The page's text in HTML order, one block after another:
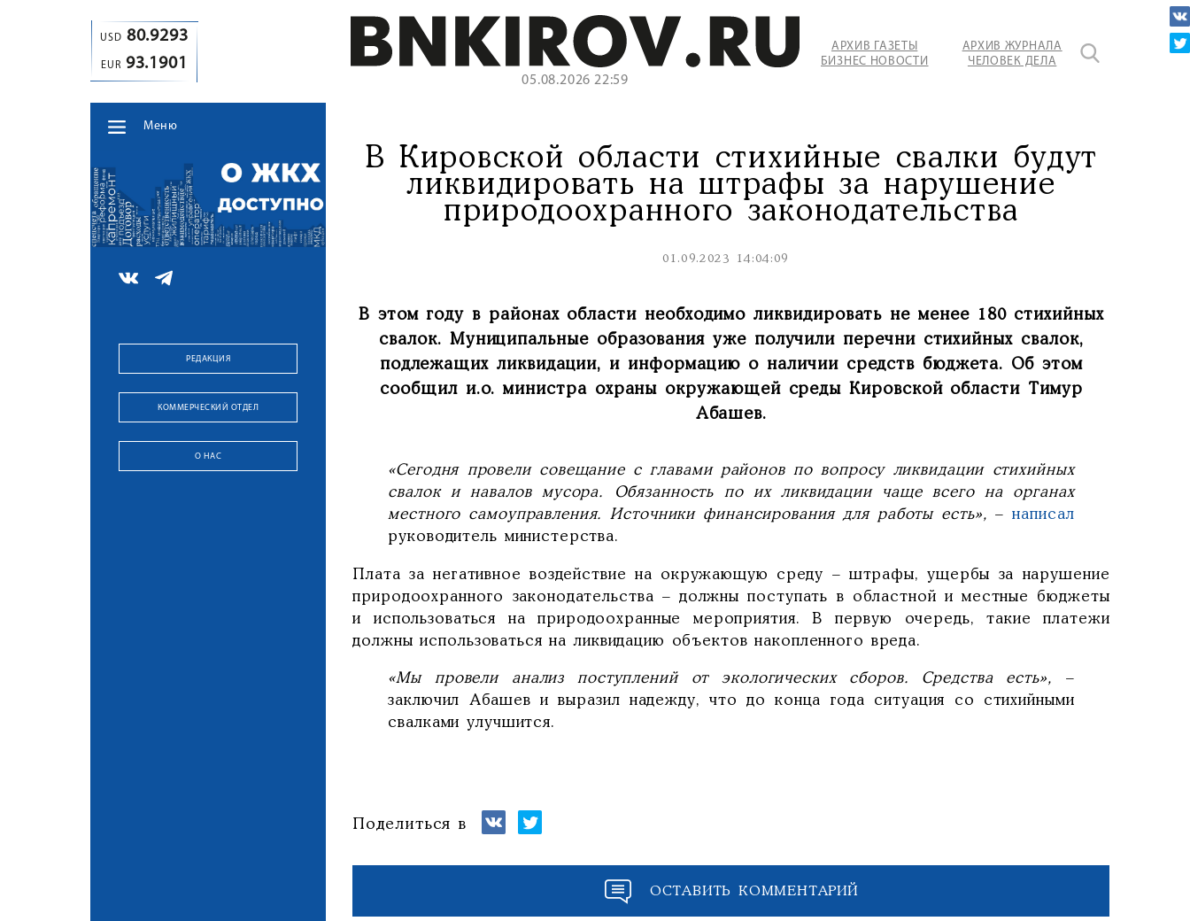
USD 80.9293
EUR 93.1901
05.08.2026 22:59
АРХИВ ГАЗЕТЫ
БИЗНЕС НОВОСТИ
АРХИВ ЖУРНАЛА
ЧЕЛОВЕК ДЕЛА
Меню
РЕДАКЦИЯ
КОММЕРЧЕСКИЙ ОТДЕЛ
О НАС
В Кировской области стихийные свалки будут
ликвидировать на штрафы за нарушение
природоохранного законодательства
01.09.2023 14:04:09
В этом году в районах области необходимо ликвидировать не менее 180 стихийных
свалок. Муниципальные образования уже получили перечни стихийных свалок,
подлежащих ликвидации, и информацию о наличии средств бюджета. Об этом
сообщил и.о. министра охраны окружающей среды Кировской области Тимур
Абашев.
«Сегодня провели совещание с главами районов по вопросу ликвидации стихийных
свалок и навалов мусора. Обязанность по их ликвидации чаще всего на органах
местного самоуправления. Источники финансирования для работы есть», –написал
руководитель министерства.
Плата за негативное воздействие на окружающую среду – штрафы, ущербы за нарушение
природоохранного законодательства – должны поступать в областной и местные бюджеты
и использоваться на природоохранные мероприятия. В первую очередь, такие платежи
должны использоваться на ликвидацию объектов накопленного вреда.
«Мы провели анализ поступлений от экологических сборов. Средства есть», –
заключил Абашев и выразил надежду, что до конца года ситуация со стихийными
свалками улучшится.
Поделиться в
ОСТАВИТЬ КОММЕНТАРИЙ